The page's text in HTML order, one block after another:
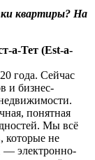
квартиры? На
а-Тет (Est-a-
года. Сейчас
и бизнес-
понятная
Мы всё
которые не
— электронно-